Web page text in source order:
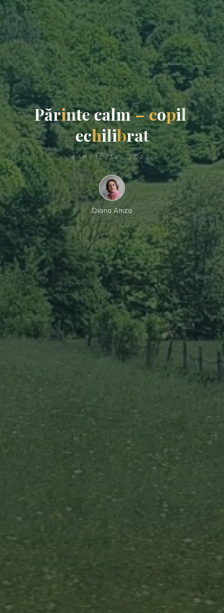
Părintecalm–copil
echilibrat
MARTIE 31, 2023
Diana Amza